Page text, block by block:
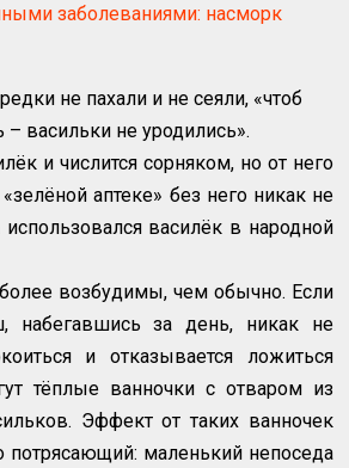
заболеваниями: насморк
не пахали и не сеяли, «чтоб
– васильки не уродились».
и числится сорняком, но от него
аптеке» без него никак не
василёк в народной
возбудимы, чем обычно. Если
за день, никак не
и отказывается ложиться
тёплые ванночки с отваром из
Эффект от таких ванночек
потрясающий: маленький непоседа